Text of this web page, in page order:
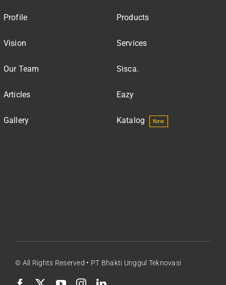
Profile
Vision
Our Team
Articles
Gallery
Products
Services
Sisca.
Eazy
Katalog New
© All Rights Reserved • PT Bhakti Unggul Teknovasi